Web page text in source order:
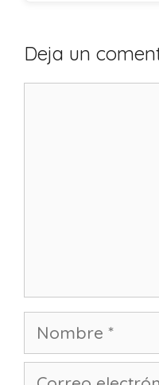
Deja un
Nombre
Correo